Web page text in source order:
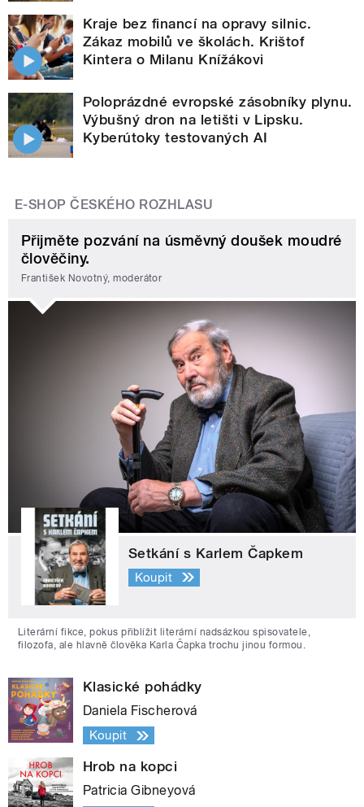
Kraje bez financí na opravy silnic.
Zákaz mobilů ve školách. Krištof
Kintera o Milanu Knížákovi
Poloprázdné evropské zásobníky plynu.
Výbušný dron na letišti v Lipsku.
Kyberútoky testovaných AI
E-SHOP ČESKÉHO ROZHLASU
Přijměte pozvání na úsměvný doušek moudré
člověčiny.
František Novotný, moderátor
Setkání s Karlem Čapkem
Koupit
Literární fikce, pokus přiblížit literární nadsázkou spisovatele,
filozofa, ale hlavně člověka Karla Čapka trochu jinou formou.
Klasické pohádky
Daniela Fischerová
Koupit
Hrob na kopci
Patricia Gibneyová